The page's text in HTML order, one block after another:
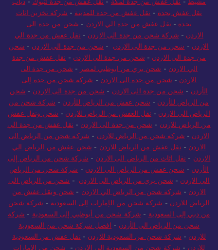
مشيط- نقل عفش من جدة لمكة نقل عفش من جدة لتبوك -دباب
نقل عفش بجدة - نقل عفش من جدة للمدينة
شركة تخزين اثاث
- نقل عفش من جدة الي الاردن - شحن من جدة الى
الاردن
- شركة شحن من جدة الى الاردن
نقل عفش من جدة الي
-شحن من جدة الى الاردن - شحن من جدة الى الاردن
شحن
من جدة الى الاردن
شحن من جدة الى الاردن -
نقل عفش من جدة
الي الاردن
شحن بري من ابوظبي لمصر-
شحن من جدة الى
الاردن
شحن من جدة الى الاردن
شركة شحن من جدة إلى
الأردن
- شحن من جدة الى الاردن شحن من جدة الى الاردن-
من الرياض للأردن
-شحن عفش من الرياض للأردن -شركة شحن من
الرياض الى الاردن
نقل العفش من الرياض للاردن -شحن ونقل عفش
من الرياض للاردن
شحن من جدة الى الاردن -نقل عفش من جدة الي
الاردن
شركة شحن من الرياض للاردن
شركة شحن من الرياض الى
الاردن
- نقل عفش من الرياض للاردن
شحن عفش من الرياض الي
الاردن
نقل اثاث من الرياض الى الاردن
شركة شحن من الرياض إلى
الأردن
شحن عفش من الرياض الى الاردن
شركة شحن من الرياض
الي الاردن
- شحن بري من الرياض الى الاردن - شحن من الرياض الى
الاردن
-شركة شحن من الرياض الي الاردن -شحن ونقل عفش من
الرياض للاردن
شركة شحن من الإمارات إلى السعودية
شركة شحن
من دبي إلى السعودية - شركة شحن من أبوظبي إلى السعودية
شركة
شحن من الرياض الى الأردن
افضل شركة شحن من السعودية
للاردن
شركة شحن من السعودية للاردن-
نقل عفش من السعودية